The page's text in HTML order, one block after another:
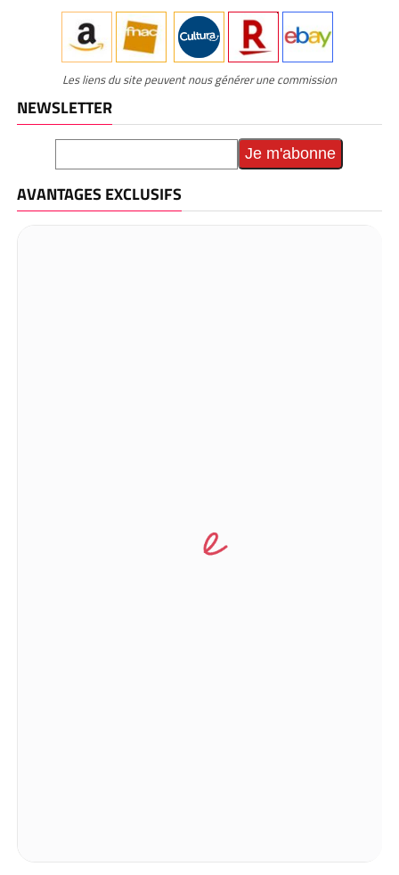
Les liens du site peuvent nous générer une commission
NEWSLETTER
AVANTAGES EXCLUSIFS